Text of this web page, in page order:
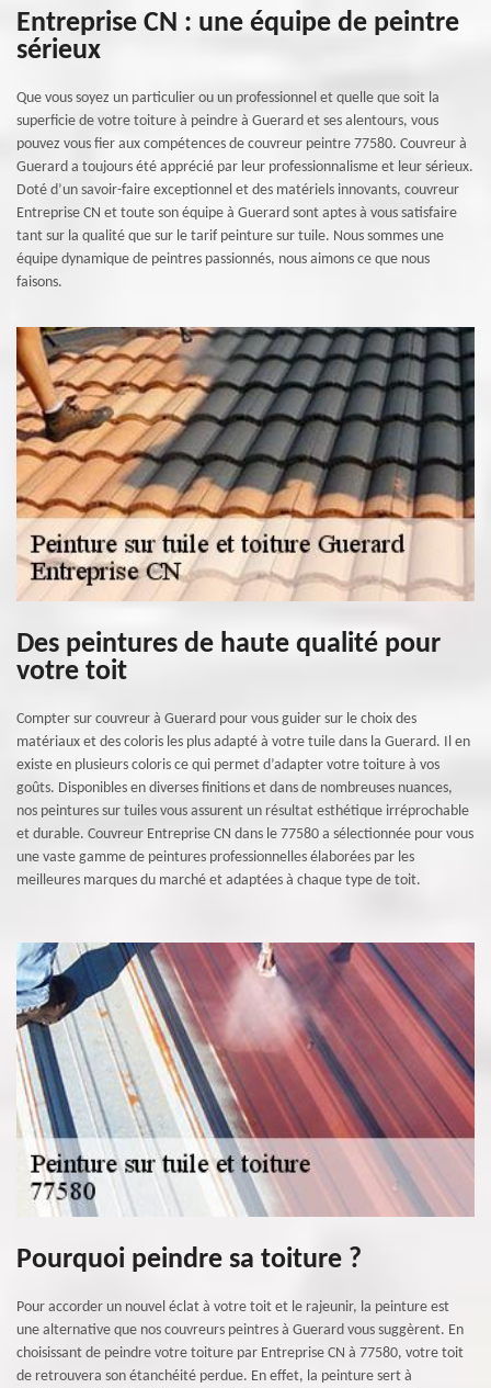
Entreprise CN : une équipe de peintre
sérieux
Que vous soyez un particulier ou un professionnel et quelle que soit la
superficie de votre toiture à peindre à Guerard et ses alentours, vous
pouvez vous fier aux compétences de couvreur peintre 77580. Couvreur à
Guerard a toujours été apprécié par leur professionnalisme et leur sérieux.
Doté d’un savoir-faire exceptionnel et des matériels innovants, couvreur
Entreprise CN et toute son équipe à Guerard sont aptes à vous satisfaire
tant sur la qualité que sur le tarif peinture sur tuile. Nous sommes une
équipe dynamique de peintres passionnés, nous aimons ce que nous
faisons.
Des peintures de haute qualité pour
votre toit
Compter sur couvreur à Guerard pour vous guider sur le choix des
matériaux et des coloris les plus adapté à votre tuile dans la Guerard. Il en
existe en plusieurs coloris ce qui permet d’adapter votre toiture à vos
goûts. Disponibles en diverses finitions et dans de nombreuses nuances,
nos peintures sur tuiles vous assurent un résultat esthétique irréprochable
et durable. Couvreur Entreprise CN dans le 77580 a sélectionnée pour vous
une vaste gamme de peintures professionnelles élaborées par les
meilleures marques du marché et adaptées à chaque type de toit.
Pourquoi peindre sa toiture ?
Pour accorder un nouvel éclat à votre toit et le rajeunir, la peinture est
une alternative que nos couvreurs peintres à Guerard vous suggèrent. En
choisissant de peindre votre toiture par Entreprise CN à 77580, votre toit
de retrouvera son étanchéité perdue. En effet, la peinture sert à